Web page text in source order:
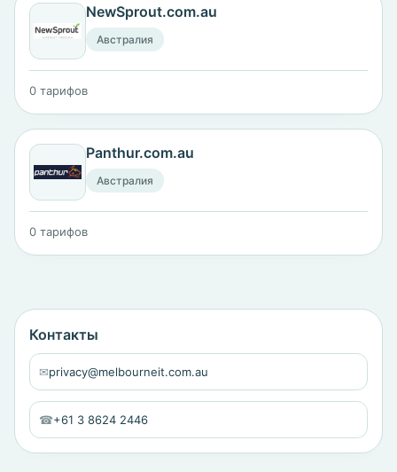
NewSprout.com.au
Австралия
0 тарифов
Panthur.com.au
Австралия
0 тарифов
Контакты
✉privacy@melbourneit.com.au
☎+61 3 8624 2446